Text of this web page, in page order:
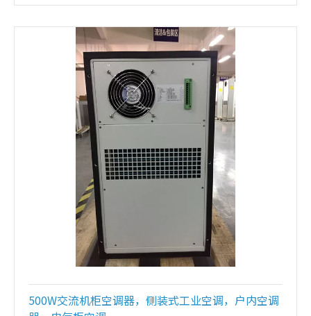
500W交流机柜空调器，侧装式工业空调，户内空调